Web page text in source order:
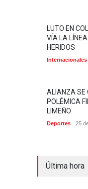
LUTO EN
VÍA LA
HERIDOS
Internacionales
ALIANZA SE
POLÉMICA
LIMEÑO
Deportes 25
Última hora